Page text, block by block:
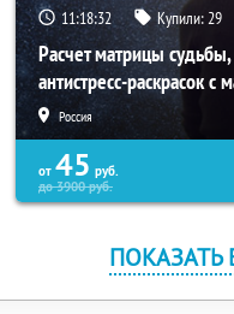
11:18:30 Купили:29
Расчет матрицы
антистресс-раскрасок с
Россия
от 45 руб.
до3900руб.